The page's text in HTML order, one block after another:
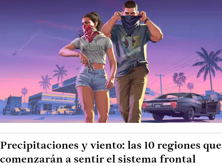
Precipitaciones y viento: las 10 regiones que
comenzarán a sentir el sistema frontal